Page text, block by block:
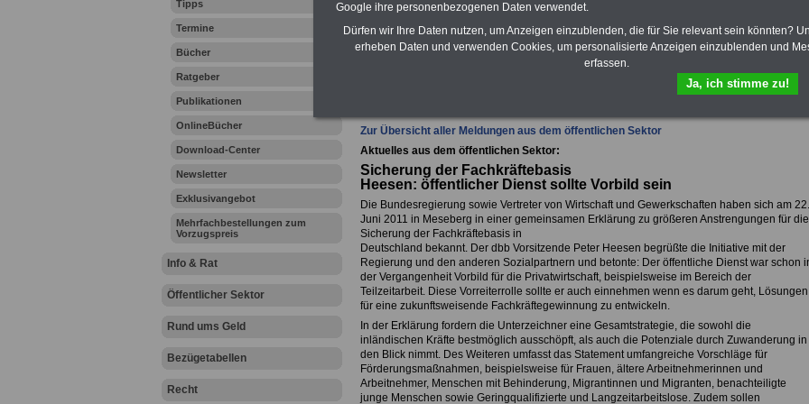
Tipps
Termine
Bücher
Ratgeber
Publikationen
OnlineBücher
Download-Center
Newsletter
Exklusivangebot
Mehrfachbestellungen zum
Vorzugspreis
Info & Rat
Öffentlicher Sektor
Rund ums Geld
Bezügetabellen
Recht
Zahnzusatzversicherung
Ihr Berufsunfähigkeitsschutz - Für den Fall der Fälle: Hannoversche Leben
Zur Übersicht aller Meldungen aus dem öffentlichen Sektor
Aktuelles aus dem öffentlichen Sektor:
Sicherung der Fachkräftebasis
Heesen: öffentlicher Dienst sollte Vorbild sein
Die Bundesregierung sowie Vertreter von Wirtschaft und Gewerkschaften haben sich am 22.
Juni 2011 in Meseberg in einer gemeinsamen Erklärung zu größeren Anstrengungen für die
Sicherung der Fachkräftebasis in
Deutschland bekannt. Der dbb Vorsitzende Peter Heesen begrüßte die Initiative mit der
Regierung und den anderen Sozialpartnern und betonte: Der öffentliche Dienst war schon
der Vergangenheit Vorbild für die Privatwirtschaft, beispielsweise im Bereich der
Teilzeitarbeit. Diese Vorreiterrolle sollte er auch einnehmen wenn es darum geht, Lösungen
für eine zukunftsweisende Fachkräftegewinnung zu entwickeln.
In der Erklärung fordern die Unterzeichner eine Gesamtstrategie, die sowohl die
inländischen Kräfte bestmöglich ausschöpft, als auch die Potenziale durch Zuwanderung in
den Blick nimmt. Des Weiteren umfasst das Statement umfangreiche Vorschläge für
Förderungsmaßnahmen, beispielsweise für Frauen, ältere Arbeitnehmerinnen und
Arbeitnehmer, Menschen mit Behinderung, Migrantinnen und Migranten, benachteiligte
junge Menschen sowie Geringqualifizierte und Langzeitarbeitslose. Zudem sollen
Google ihre personenbezogenen Daten verwendet.
Dürfen wir Ihre Daten nutzen, um Anzeigen einzublenden, die für Sie relevant sein könnten?
erheben Daten und verwenden Cookies, um personalisierte Anzeigen einzublenden und
erfassen.
Ja, ich stimme zu!